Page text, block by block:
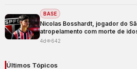
BASE
Nicolas Bosshardt, jogador do
atropelamento com morte de
4d 642
Últimos Tópicos